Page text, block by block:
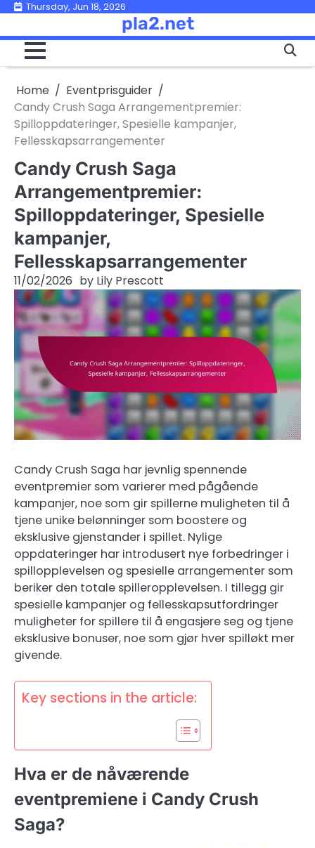
Skip
content
Thursday, Jun 18, 2026
pla2.net
Home
Eventprisguider
Candy Crush Saga Arrangementpremier:
Spilloppdateringer, Spesielle kampanjer,
Fellesskapsarrangementer
Candy Crush Saga
Arrangementpremier:
Spilloppdateringer, Spesielle
kampanjer,
Fellesskapsarrangementer
11/02/2026 by Lily Prescott
Candy Crush Saga har jevnlig spennende
eventpremier som varierer med pågående
kampanjer, noe som gir spillerne muligheten til å
tjene unike belønninger som boostere og
eksklusive gjenstander i spillet. Nylige
oppdateringer har introdusert nye forbedringer i
spillopplevelsen og spesielle arrangementer som
beriker den totale spilleropplevelsen. I tillegg gir
spesielle kampanjer og fellesskapsutfordringer
muligheter for spillere til å engasjere seg og tjene
eksklusive bonuser, noe som gjør hver spilløkt mer
givende.
Key sections in the article:
Hva er de nåværende
eventpremiene i Candy Crush
Saga?